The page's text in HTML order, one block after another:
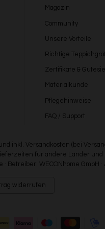
Magazin
Community
Unsere Vorteile
Richtige
Zertifikate &
Materialkunde
Pflegehinweise
FAQ / Support
inkl. Versandkosten (bei
für andere Länder
Betreiber: WECONhome GmbH
widerrufen